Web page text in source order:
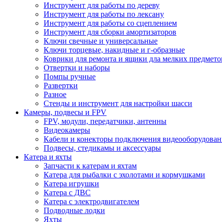
Инструмент для работы по дереву
Инструмент для работы по лексану
Инструмент для работы со сцеплением
Инструмент для сборки амортизаторов
Ключи свечные и универсальные
Ключи торцевые, накидные и г-образные
Коврики для ремонта и ящики дла мелких
Отвертки и наборы
Помпы ручные
Развертки
Разное
Стенды и инструмент для настройки шасси
Камеры, подвесы и FPV
FPV, модули, передатчики, антенны
Видеокамеры
Кабели и конекторы подключения
Подвесы, стедикамы и аксессуары
Катера и яхты
Запчасти к катерам и яхтам
Катера для рыбалки с эхолотами и кормушками
Катера игрушки
Катера с ДВС
Катера с электродвигателем
Подводные лодки
Яхты